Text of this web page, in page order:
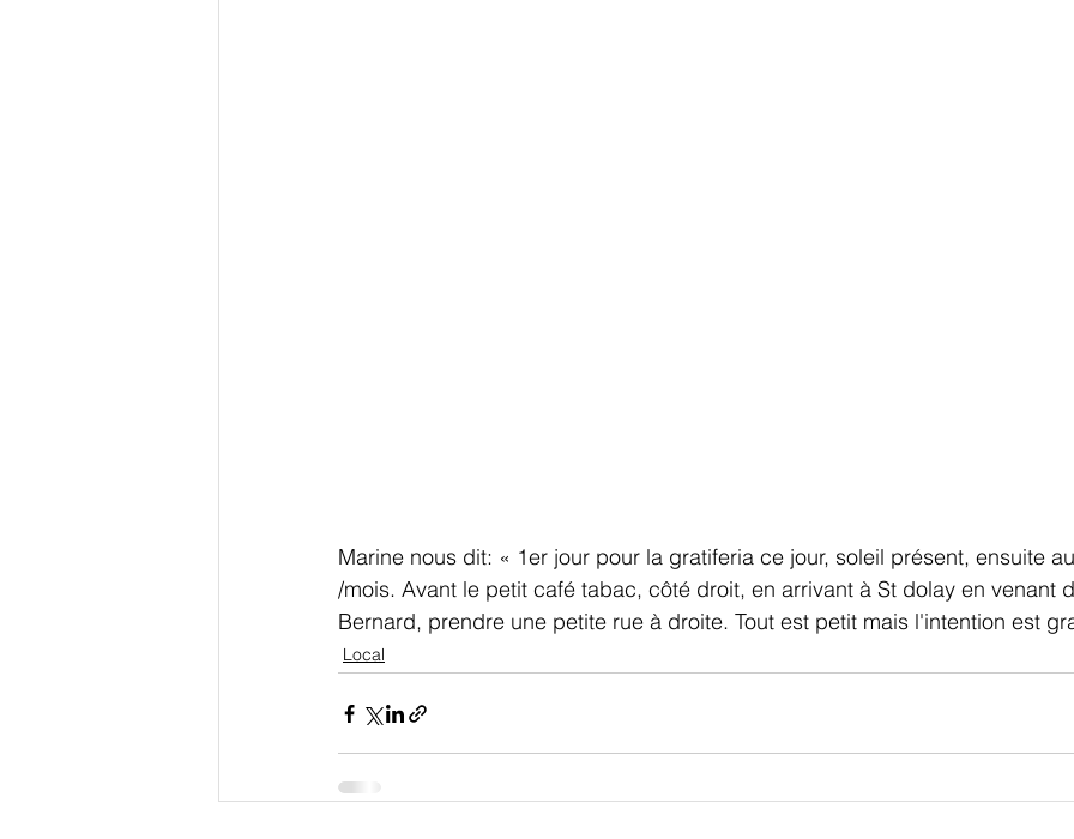
Marine nous dit: « 1er jour pour la gratiferia ce jour, soleil présent, ensuite
/mois. Avant le petit café tabac, côté droit, en arrivant à St dolay en venant
Bernard, prendre une petite rue à droite. Tout est petit mais l'intention est
Local